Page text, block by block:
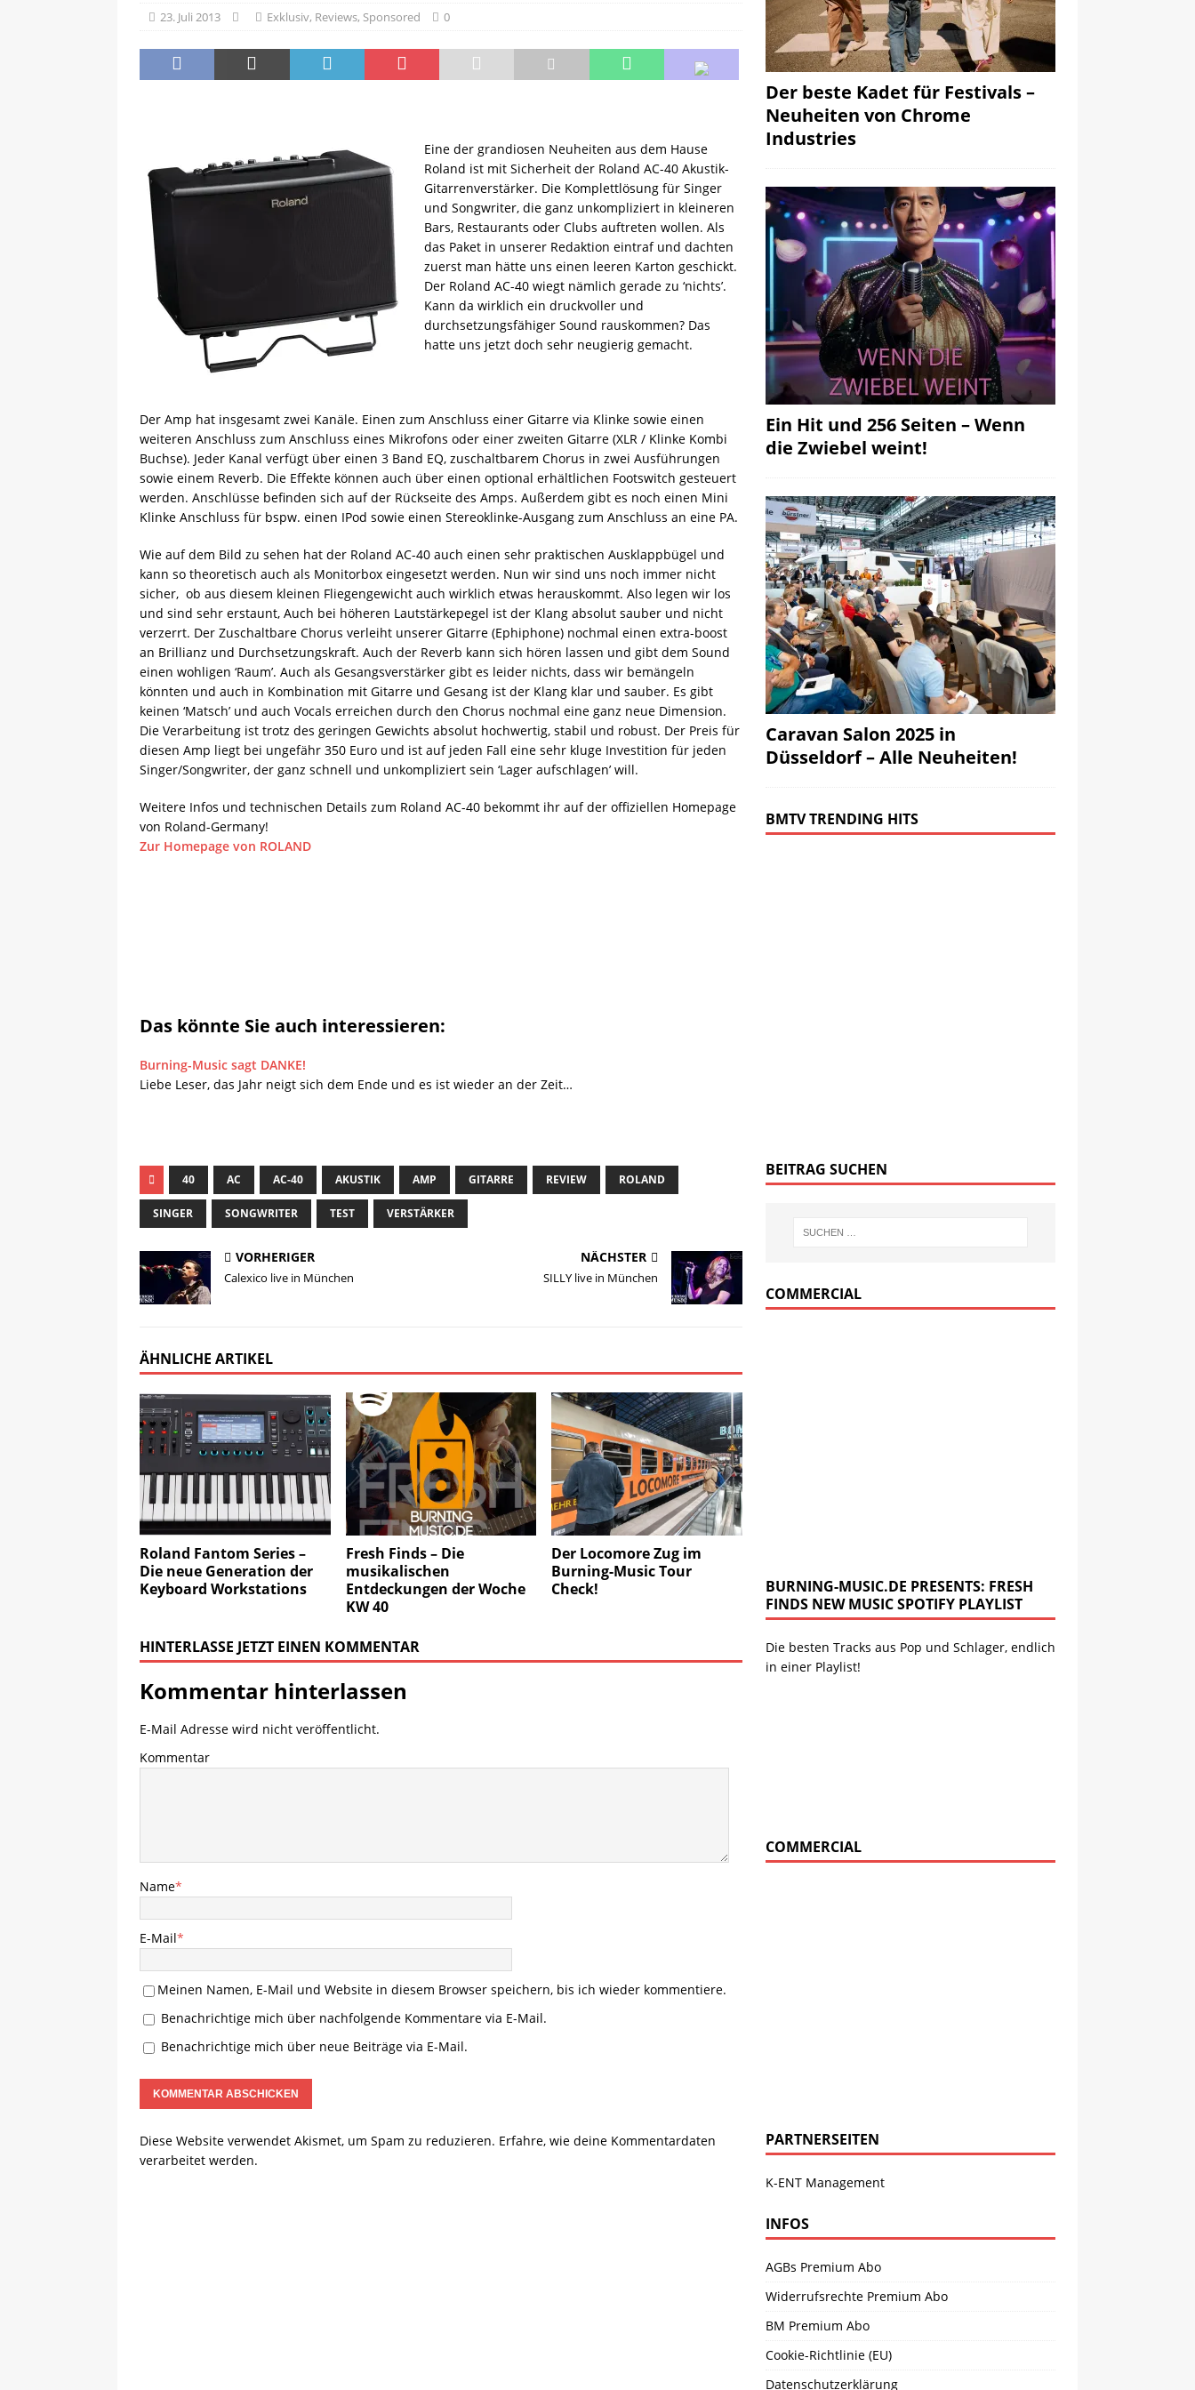
HOT
23. Juli 2013 Exklusiv, Reviews, Sponsored 0
Eine der grandiosen Neuheiten aus dem Hause
Roland ist mit Sicherheit der Roland AC-40 Akustik-
Gitarrenverstärker. Die Komplettlösung für Singer
und Songwriter, die ganz unkompliziert in kleineren
Bars, Restaurants oder Clubs auftreten wollen. Als
das Paket in unserer Redaktion eintraf und dachten
zuerst man hätte uns einen leeren Karton geschickt.
Der Roland AC-40 wiegt nämlich gerade zu ‘nichts’.
Kann da wirklich ein druckvoller und
durchsetzungsfähiger Sound rauskommen? Das
hatte uns jetzt doch sehr neugierig gemacht.
Der Amp hat insgesamt zwei Kanäle. Einen zum Anschluss einer Gitarre via Klinke sowie einen
weiteren Anschluss zum Anschluss eines Mikrofons oder einer zweiten Gitarre (XLR / Klinke Kombi
Buchse). Jeder Kanal verfügt über einen 3 Band EQ, zuschaltbarem Chorus in zwei Ausführungen
sowie einem Reverb. Die Effekte können auch über einen optional erhältlichen Footswitch gesteuert
werden. Anschlüsse befinden sich auf der Rückseite des Amps. Außerdem gibt es noch einen Mini
Klinke Anschluss für bspw. einen IPod sowie einen Stereoklinke-Ausgang zum Anschluss an eine PA.
Wie auf dem Bild zu sehen hat der Roland AC-40 auch einen sehr praktischen Ausklappbügel und
kann so theoretisch auch als Monitorbox eingesetzt werden. Nun wir sind uns noch immer nicht
sicher, ob aus diesem kleinen Fliegengewicht auch wirklich etwas herauskommt. Also legen wir los
und sind sehr erstaunt, Auch bei höheren Lautstärkepegel ist der Klang absolut sauber und nicht
verzerrt. Der Zuschaltbare Chorus verleiht unserer Gitarre (Ephiphone) nochmal einen extra-boost
an Brillianz und Durchsetzungskraft. Auch der Reverb kann sich hören lassen und gibt dem Sound
einen wohligen ‘Raum’. Auch als Gesangsverstärker gibt es leider nichts, dass wir bemängeln
könnten und auch in Kombination mit Gitarre und Gesang ist der Klang klar und sauber. Es gibt
keinen ‘Matsch’ und auch Vocals erreichen durch den Chorus nochmal eine ganz neue Dimension.
Die Verarbeitung ist trotz des geringen Gewichts absolut hochwertig, stabil und robust. Der Preis für
diesen Amp liegt bei ungefähr 350 Euro und ist auf jeden Fall eine sehr kluge Investition für jeden
Singer/Songwriter, der ganz schnell und unkompliziert sein ‘Lager aufschlagen’ will.
Weitere Infos und technischen Details zum Roland AC-40 bekommt ihr auf der offiziellen Homepage
von Roland-Germany!
Zur Homepage von ROLAND
Das könnte Sie auch interessieren:
Burning-Music sagt DANKE!
Liebe Leser, das Jahr neigt sich dem Ende und es ist wieder an der Zeit…
40 AC AC-40 AKUSTIK AMP GITARRE REVIEW ROLAND
SINGER SONGWRITER TEST VERSTÄRKER
VORHERIGER
Calexico live in München
NÄCHSTER
SILLY live in München
ÄHNLICHE ARTIKEL
Roland Fantom Series –
Die neue Generation der
Keyboard Workstations
Fresh Finds – Die
musikalischen
Entdeckungen der Woche
KW 40
Der Locomore Zug im
Burning-Music Tour
Check!
HINTERLASSE JETZT EINEN KOMMENTAR
Kommentar hinterlassen
E-Mail Adresse wird nicht veröffentlicht.
Kommentar
Name*
E-Mail*
Meinen Namen, E-Mail und Website in diesem Browser speichern, bis ich wieder kommentiere.
Benachrichtige mich über nachfolgende Kommentare via E-Mail.
Benachrichtige mich über neue Beiträge via E-Mail.
Diese Website verwendet Akismet, um Spam zu reduzieren. Erfahre, wie deine Kommentardaten
verarbeitet werden.
Der beste Kadet für Festivals –
Neuheiten von Chrome
Industries
Ein Hit und 256 Seiten – Wenn
die Zwiebel weint!
Caravan Salon 2025 in
Düsseldorf – Alle Neuheiten!
BMTV TRENDING HITS
BEITRAG SUCHEN
COMMERCIAL
BURNING-MUSIC.DE PRESENTS: FRESH
FINDS NEW MUSIC SPOTIFY PLAYLIST
Die besten Tracks aus Pop und Schlager, endlich
in einer Playlist!
COMMERCIAL
PARTNERSEITEN
K-ENT Management
INFOS
AGBs Premium Abo
Widerrufsrechte Premium Abo
BM Premium Abo
Cookie-Richtlinie (EU)
Datenschutzerklärung